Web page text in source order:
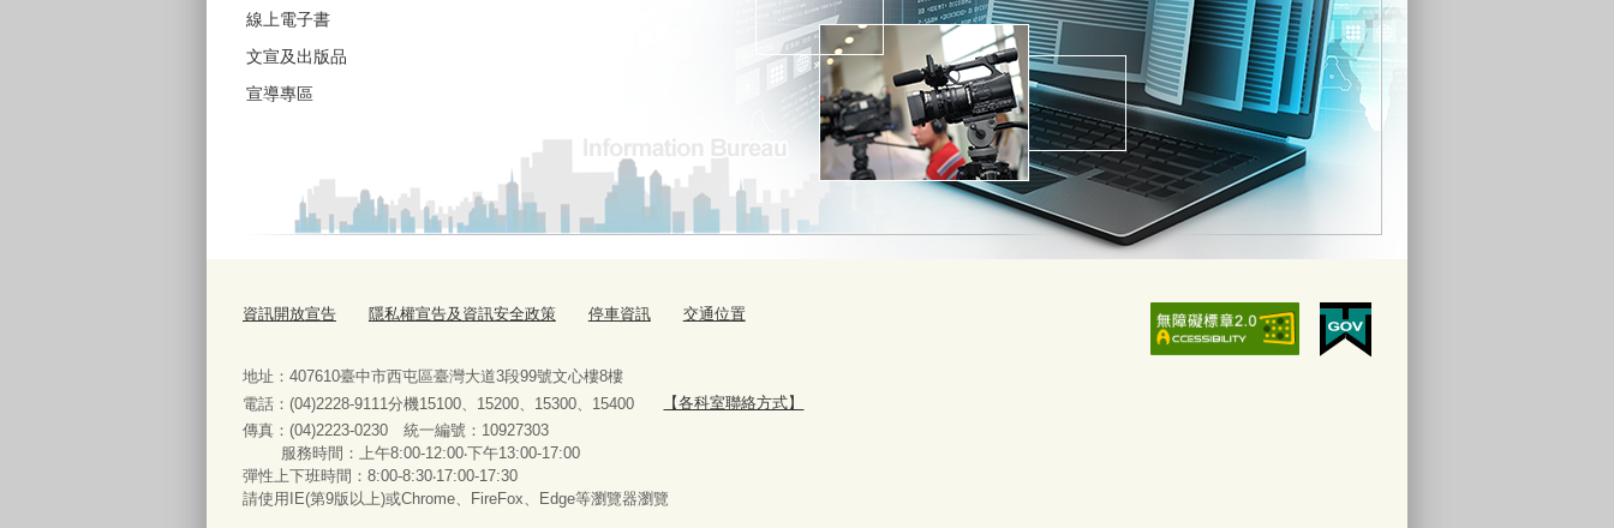
線上電子書
文宣及出版品
宣導專區
資訊開放宣告 隱私權宣告及資訊安全政策 停車資訊 交通位置
地址：407610臺中市西屯區臺灣大道3段99號文心樓8樓
電話：(04)2228-9111分機15100、15200、15300、15400
【各科室聯絡方式】
傳真：(04)2223-0230 統一編號 ： 10927303
服務時間：上午8:00-12:00‧下午13:00-17:00
彈性上下班時間：8:00-8:30‧17:00-17:30
請使用IE(第9版以上)或Chrome、FireFox、Edge等瀏覽器瀏覽